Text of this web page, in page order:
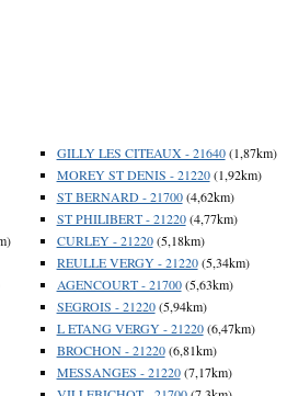
GILLY LES CITEAUX - 21640(1,87km)
MOREY ST DENIS - 21220(1,92km)
ST BERNARD - 21700(4,62km)
ST PHILIBERT - 21220(4,77km)
CURLEY - 21220(5,18km)
REULLE VERGY - 21220(5,34km)
AGENCOURT - 21700(5,63km)
SEGROIS - 21220(5,94km)
L ETANG VERGY - 21220(6,47km)
BROCHON - 21220(6,81km)
MESSANGES - 21220(7,17km)